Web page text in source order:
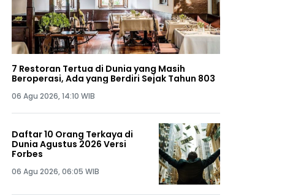
7 Restoran Tertua di Dunia yang Masih
Beroperasi, Ada yang Berdiri Sejak Tahun 803
06 Agu 2026, 14:10 WIB
Daftar 10 Orang Terkaya di
Dunia Agustus 2026 Versi
Forbes
06 Agu 2026, 06:05 WIB